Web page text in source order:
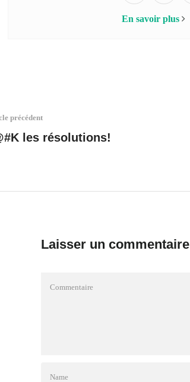
En savoir plus
précédent
les résolutions!
Laisser un commentaire